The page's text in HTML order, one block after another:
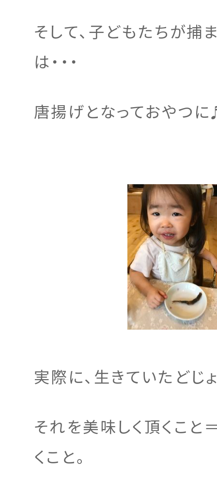
そして、子どもたちが捕
は・・・
唐揚げとなっておやつ
実際に、生きていたどじ
それを美味しく頂くこと
くこと。